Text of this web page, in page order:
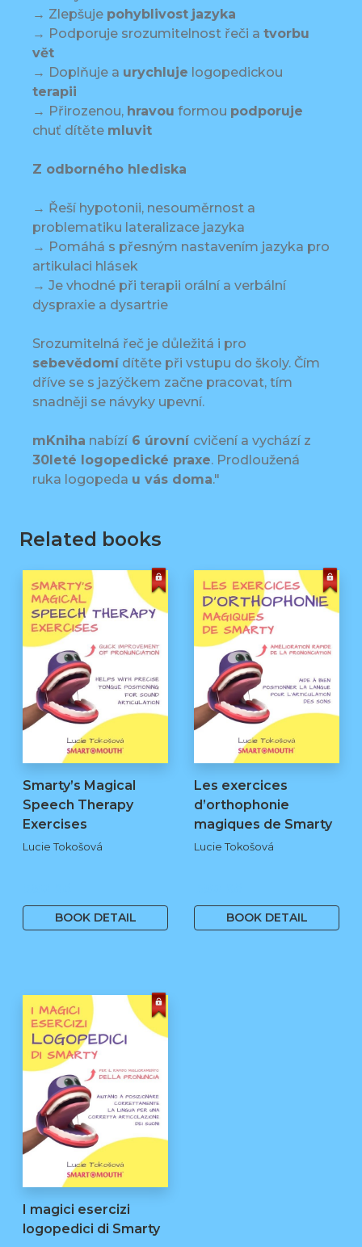
→ Zlepšuje pohyblivost jazyka
→ Podporuje srozumitelnost řeči a tvorbu
vět
→ Doplňuje a urychluje logopedickou
terapii
→ Přirozenou, hravou formou podporuje
chuť dítěte mluvit
Z odborného hlediska
→ Řeší hypotonii, nesouměrnost a
problematiku lateralizace jazyka
→ Pomáhá s přesným nastavením jazyka pro
artikulaci hlásek
→ Je vhodné při terapii orální a verbální
dyspraxie a dysartrie
Srozumitelná řeč je důležitá i pro
sebevědomí dítěte při vstupu do školy. Čím
dříve se s jazýčkem začne pracovat, tím
snadněji se návyky upevní.
mKniha nabízí6 úrovní cvičení a vychází z
30leté logopedické praxe. Prodloužená
ruka logopeda u vás doma."
Related books
Smarty’s Magical
Speech Therapy
Exercises
Lucie Tokošová
BOOK DETAIL
Les exercices
d’orthophonie
magiques de Smarty
Lucie Tokošová
BOOK DETAIL
I magici esercizi
logopedici di Smarty